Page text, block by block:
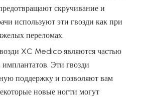
скручивание и
используют эти гвозди как при
переломах.
XC Medico являются частью
Эти гвозди
поддержку и позволяют вам
новые ногти могут